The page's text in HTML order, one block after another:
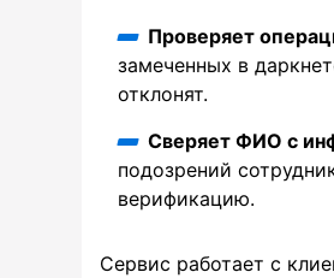
Проверяет
замеченных в
отклонят.
Сверяет ФИО с
подозрений
верификацию.
Сервис работает с